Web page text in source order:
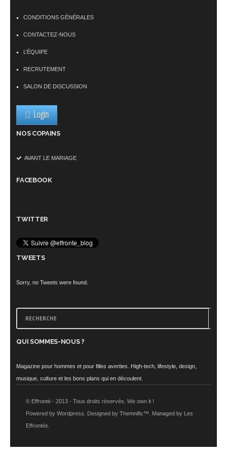
CONDITIONS GÉNÉRALES
CONTACTEZ-NOUS
L’ÉQUIPE
RECRUTEMENT
SALON DE DISCUSSION
Login
NOS COPAINS
AVANT LE MARIAGE
FACEBOOK
TWITTER
TWEETS
Sorry, no Tweets were found.
QUI SOMMES-NOUS ?
Magazine pour hommes et pour filles averties. High-tech, lifestyle, design,
musique, culture et les bons plans qui en découlent.
© Effronté - 2013 - Tous droits réservés. We own it !
Powered by Wordpress. Designed by Themnific™. Managed by Les
Effrontés.